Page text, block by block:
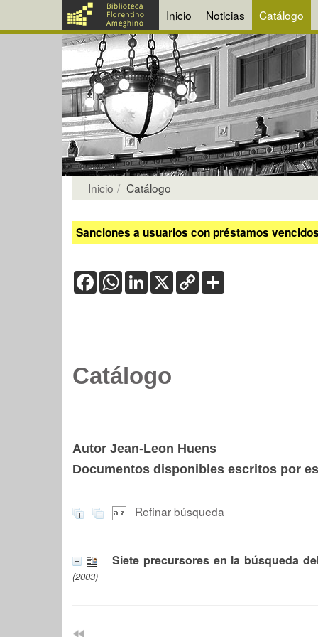
Inicio Noticias Catálogo
Inicio Catálogo
Sanciones a usuarios con préstamos
FacebookWhatsApp
LinkedIn
X Copy
Link
Catálogo
Autor Jean-Leon Huens
Documentos disponibles escritos por
Refinar búsqueda
Siete precursores en la búsqueda
(2003)